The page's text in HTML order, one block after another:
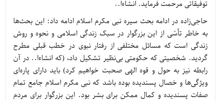
توفیقاتی مرحمت فرماید. انشاءا..
حاجی‌زاده در ادامه بحث سیره نبی مکرم اسلام ادامه داد: این بحث‌ها
به خاطر تأسّی از این بزرگوار در سبک زندگی اسلامی و نحوه و روش
زندگی است که مسائل مختلفی از رفتار نبوی در خطب قبلی مطرح
گردید. شخصیتی که حکومتی بی‌نظیر تشکیل داد، (که انشاءا.. در آن
رابطه نیز به حول و قوه الهی صحبت خواهیم کرد) باید دارای پاره‌ای
ویژگی‌ها و خصال پسندیده بوده باشد که نبی مکرم اسلام جامع تمام
صفات پسندیده و کمال ممکن برای بشر بود. این بزرگوار برای مردم